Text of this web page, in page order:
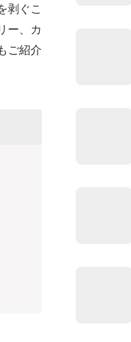
剥ぐこ
ー、カ
ご紹介